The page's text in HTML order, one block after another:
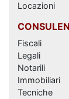
Locazioni
Fiscali
Legali
Notarili
Immobiliari
Tecniche